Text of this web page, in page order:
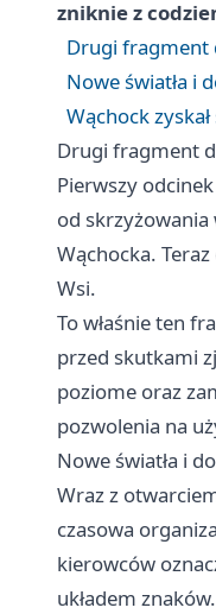
zniknie z
Drugi fragment
Nowe światła i
Wąchock
Drugi fragment
Pierwszy
od
Wąchocka.
Wsi.
To właśnie ten
przed skutkami
poziome oraz
pozwolenia na
Nowe światła i
Wraz z
czasowa
kierowców
układem znaków.